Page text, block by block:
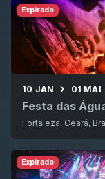
10 JAN 01 MAI
Festa das
Fortaleza, Ceará,
Expirado
Expirado